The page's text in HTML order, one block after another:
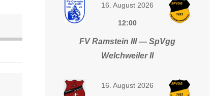
16. August 2026
12:00
FV Ramstein III — SpVgg
Welchweiler II
16. August 2026